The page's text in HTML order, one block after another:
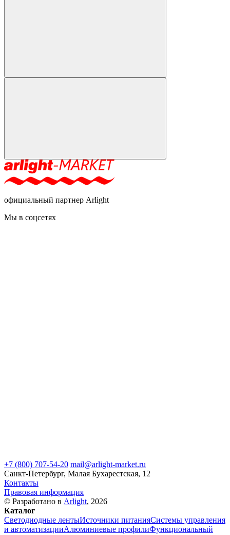
официальный партнер Arlight
Мы в соцсетях
+7 (800) 707-54-20 mail@arlight-market.ru
Санкт-Петербург, Малая Бухарестская, 12
Контакты
Правовая информация
© Разработано в Arlight, 2026
Каталог
Светодиодные лентыИсточники питанияСистемы управления
и автоматизацииАлюминиевые профилиФункциональный